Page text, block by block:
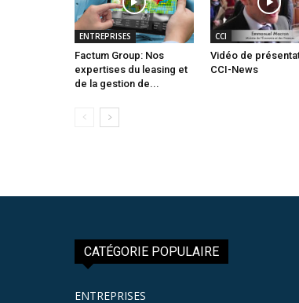
ENTREPRISES
Factum Group: Nos
expertises du leasing et
de la gestion de...
CCI
Vidéo de
CCI-News
CATÉGORIE POPULAIRE
ENTREPRISES